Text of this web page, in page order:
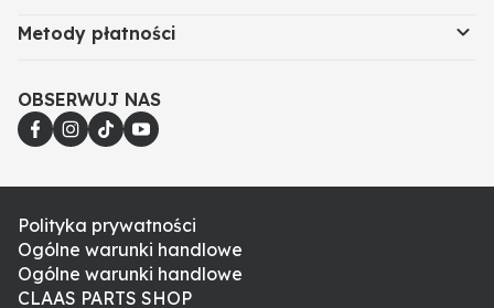
Metody płatności
OBSERWUJ NAS
Polityka prywatności
Ogólne warunki handlowe
Ogólne warunki handlowe
CLAAS PARTS SHOP